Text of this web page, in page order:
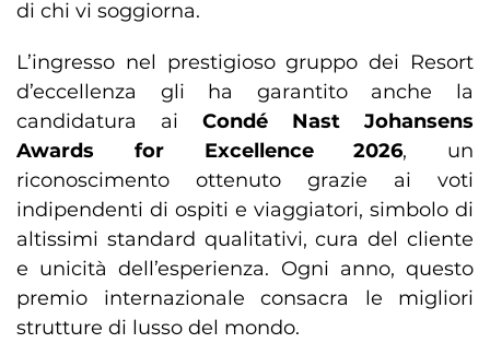
di chi vi soggiorna.
L’ingresso nel prestigioso gruppo dei Resort
d’eccellenza gli ha garantito anche la
candidatura ai Condé Nast Johansens
Awards for Excellence 2026, un
riconoscimento ottenuto grazie ai voti
indipendenti di ospiti e viaggiatori, simbolo di
altissimi standard qualitativi, cura del cliente
e unicità dell’esperienza. Ogni anno, questo
premio internazionale consacra le migliori
strutture di lusso del mondo.